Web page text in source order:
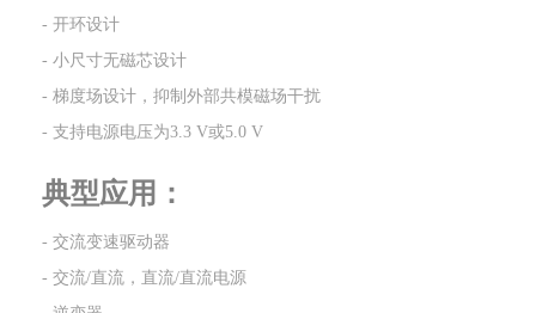
- 开环设计
- 小尺寸无磁芯设计
- 梯度场设计，抑制外部共模磁场干扰
- 支持电源电压为3.3 V或5.0 V
典型应用：
- 交流变速驱动器
- 交流/直流，直流/直流电源